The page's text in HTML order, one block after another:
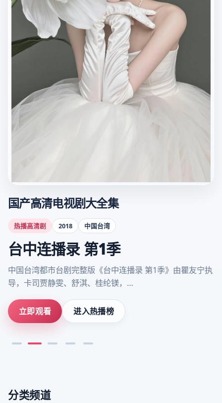
国产高清电视剧大全集
热播高清剧 2018 中国台湾
台中连播录 第1季
中国台湾都市台剧完整版《台中连播录 第1季》由瞿友宁执
导，卡司贾静雯、舒淇、桂纶镁，…
立即观看 进入热播榜
分类频道